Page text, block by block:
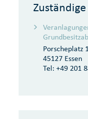
Porscheplatz
45127 Essen
Tel: +49 201